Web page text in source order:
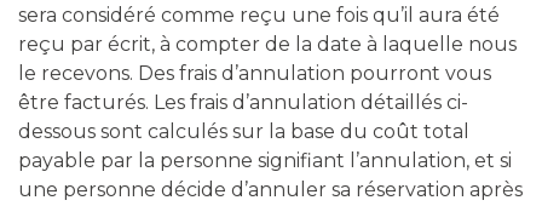
sera considéré comme reçu une fois qu’il aura été
reçu par écrit, à compter de la date à laquelle nous
le recevons. Des frais d’annulation pourront vous
être facturés. Les frais d’annulation détaillés ci-
dessous sont calculés sur la base du coût total
payable par la personne signifiant l’annulation, et si
une personne décide d’annuler sa réservation après